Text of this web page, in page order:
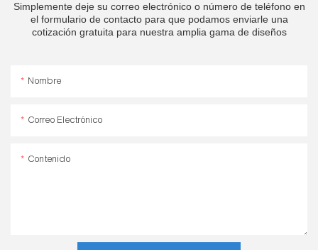
Simplemente deje su correo electrónico o número de teléfono en
el formulario de contacto para que podamos enviarle una
cotización gratuita para nuestra amplia gama de diseños
Nombre
Correo Electrónico
Contenido